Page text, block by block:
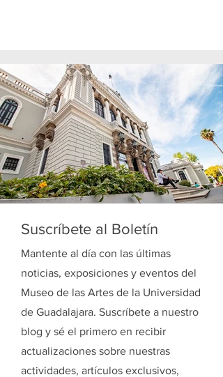
Suscríbete al Boletín
Mantente al día con las últimas
noticias, exposiciones y eventos del
Museo de las Artes de la Universidad
de Guadalajara. Suscríbete a nuestro
blog y sé el primero en recibir
actualizaciones sobre nuestras
actividades, artículos exclusivos,